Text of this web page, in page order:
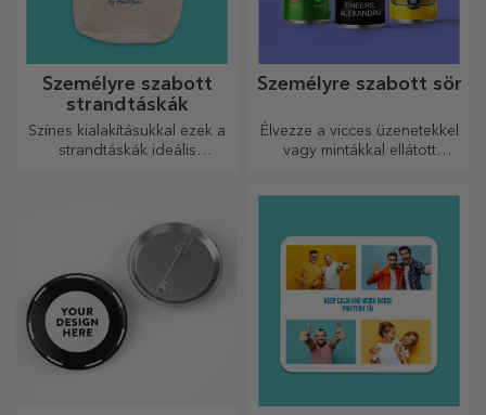
Személyre szabott
strandtáskák
Színes kialakításukkal ezek a
strandtáskák ideális
táskagyűjteményedben.
Személyre szabott sör
Élvezze a vicces üzenetekkel
vagy mintákkal ellátott